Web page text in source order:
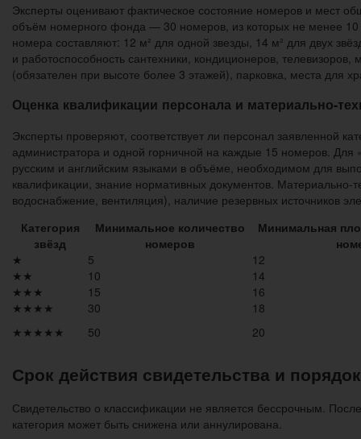
Эксперты оценивают фактическое состояние номеров и мест
объём номерного фонда — 30 номеров, из которых не менее
номера составляют: 12 м² для одной звезды, 14 м² для двух
и работоспособность сантехники, кондиционеров,
(обязателен при высоте более 3 этажей), парковка, места для
Оценка квалификации персонала и материально-
Эксперты проверяют, соответствует ли персонал заявленной
администратора и одной горничной на каждые 15 номеров.
русским и английским языками в объёме, необходимом для
квалификации, знание нормативных документов. Материально-
водоснабжение, вентиляция), наличие резервных источников
Категория
звёзд
Минимальное количество
номеров
Минимальная
★
5
12
★★
10
14
★★★
15
16
★★★★
30
18
★★★★★
50 20
Срок действия свидетельства и
Свидетельство о классификации не является бессрочным.
категория может быть снижена или аннулирована.